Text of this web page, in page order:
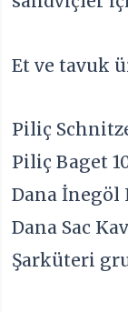
Et ve tavuk
Piliç
Piliç Baget
Dana İnegöl
Dana Sac
Şarküteri